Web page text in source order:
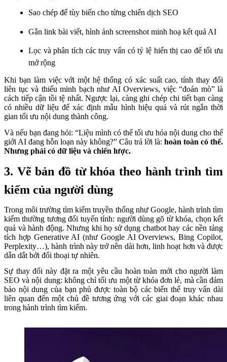
Sao chép để tùy biến cho từng chiến dịch SEO
Gắn link bài viết, hình ảnh screenshot minh hoạ kết quả AI
Lọc và phân tích các truy vấn có tỷ lệ hiển thị cao để tối ưu
mở rộng
Khi bạn làm việc với một hệ thống có xác suất cao, tính thay đổi
liên tục và thiếu minh bạch như AI Overviews, việc “đoán mò” là
cách tiếp cận tồi tệ nhất. Ngược lại, càng ghi chép chi tiết bạn càng
có nhiều dữ liệu để xác định mẫu hình hiệu quả và rút ngắn thời
gian tối ưu nội dung thành công.
Và nếu bạn đang hỏi: “Liệu mình có thể tối ưu hóa nội dung cho thế
giới AI đang hỗn loạn này không?” Câu trả lời là: hoàn toàn có thể.
Nhưng phải có dữ liệu và chiến lược.
3. Vẽ bản đồ từ khóa theo hành trình tìm
kiếm của người dùng
Trong môi trường tìm kiếm truyền thống như Google, hành trình tìm
kiếm thường tương đối tuyến tính: người dùng gõ từ khóa, chọn kết
quả và hành động. Nhưng khi họ sử dụng chatbot hay các nền tảng
tích hợp Generative AI (như Google AI Overviews, Bing Copilot,
Perplexity…), hành trình này trở nên dài hơn, linh hoạt hơn và được
dẫn dắt bởi đối thoại tự nhiên.
Sự thay đổi này đặt ra một yêu cầu hoàn toàn mới cho người làm
SEO và nội dung: không chỉ tối ưu một từ khóa đơn lẻ, mà cần đảm
bảo nội dung của bạn phủ được toàn bộ các biến thể truy vấn dài
liên quan đến một chủ đề tương ứng với các giai đoạn khác nhau
trong hành trình tìm kiếm.